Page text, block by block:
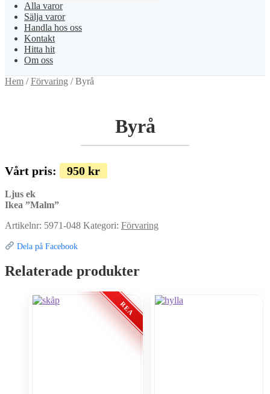
Alla varor
Sälja varor
Handla hos oss
Kontakt
Hitta hit
Om oss
Hem /Förvaring /Byrå
Byrå
Vårt pris: 950 kr
Ljus ek
Ikea ”Malm”
Artikelnr: 5971-048 Kategori: Förvaring
Dela på Facebook
Relaterade produkter